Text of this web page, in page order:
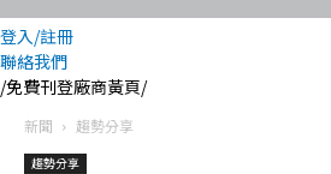
登入/註冊
聯絡我們
/免費刊登廠商黃頁/
新聞 趨勢分享
趨勢分享